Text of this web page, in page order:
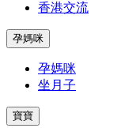
香港交流
孕媽咪
孕媽咪
坐月子
寶寶